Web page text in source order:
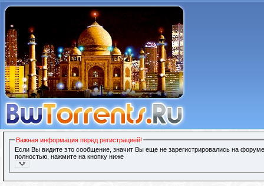
Важная информация перед регистрацией!
Если Вы видите это сообщение, значит Вы еще не зарегистрировались на
полностью, нажмите на кнопку ниже